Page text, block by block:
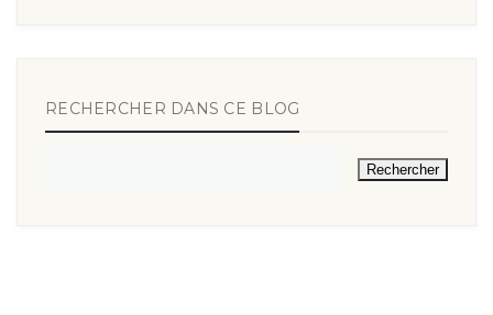
RECHERCHER DANS CE BLOG